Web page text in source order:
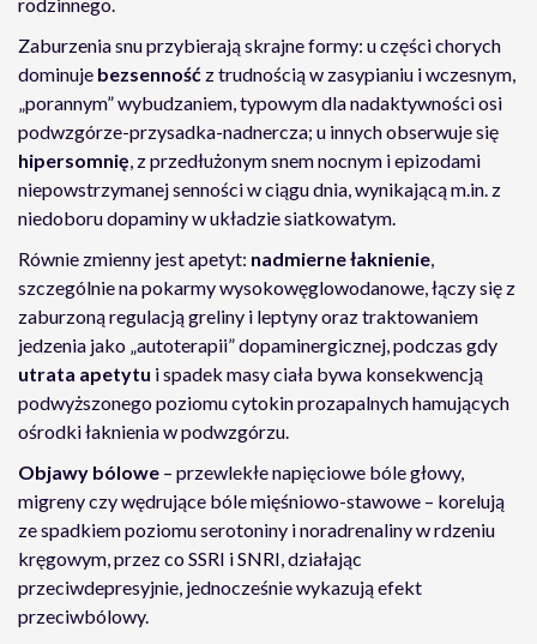
Zaburzenia snu przybierają skrajne formy: u części chorych
dominuje bezsenność z trudnością w zasypianiu i wczesnym,
„porannym” wybudzaniem, typowym dla nadaktywności osi
podwzgórze-przysadka-nadnercza; u innych obserwuje się
hipersomnię, z przedłużonym snem nocnym i epizodami
niepowstrzymanej senności w ciągu dnia, wynikającą m.in. z
niedoboru dopaminy w układzie siatkowatym.
Równie zmienny jest apetyt: nadmierne łaknienie,
szczególnie na pokarmy wysokowęglowodanowe, łączy się z
zaburzoną regulacją greliny i leptyny oraz traktowaniem
jedzenia jako „autoterapii” dopaminergicznej, podczas gdy
utrata apetytu i spadek masy ciała bywa konsekwencją
podwyższonego poziomu cytokin prozapalnych hamujących
ośrodki łaknienia w podwzgórzu.
Objawy bólowe – przewlekłe napięciowe bóle głowy,
migreny czy wędrujące bóle mięśniowo-stawowe – korelują
ze spadkiem poziomu serotoniny i noradrenaliny w rdzeniu
kręgowym, przez co SSRI i SNRI, działając
przeciwdepresyjnie, jednocześnie wykazują efekt
przeciwbólowy.